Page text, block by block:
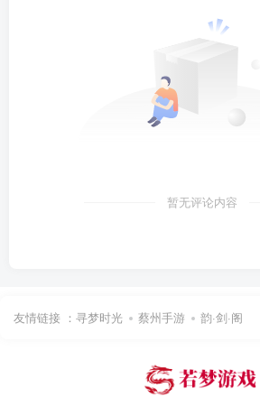
暂无评论内容
友情链接 ： 寻梦时光 蔡州手游 韵·剑·阁